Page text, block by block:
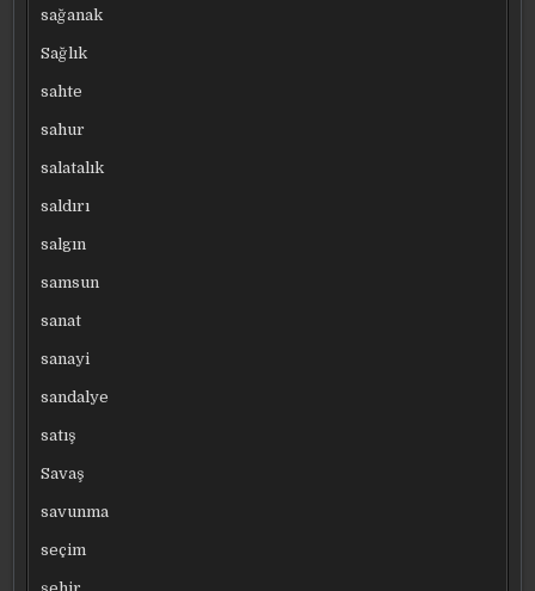
sağanak
Sağlık
sahte
sahur
salatalık
saldırı
salgın
samsun
sanat
sanayi
sandalye
satış
Savaş
savunma
seçim